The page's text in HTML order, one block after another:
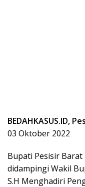
BEDAHKASUS.ID,
03 Oktober 2022
Bupati Pesisir Barat
didampingi Wakil
S.H Menghadiri